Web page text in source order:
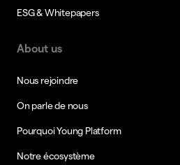
ESG & Whitepapers
About us
Nous rejoindre
On parle de nous
Pourquoi Young Platform
Notre écosystème